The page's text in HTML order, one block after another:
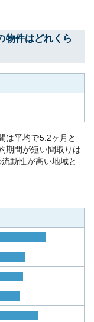
物件はどれくら
は平均で5.2ヶ月と
期間が短い間取りは
動性が高い地域と